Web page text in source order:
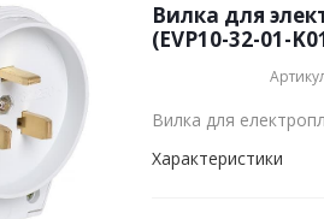
Вилка для
(EVP10-32-01-
Вилка для
Характеристики